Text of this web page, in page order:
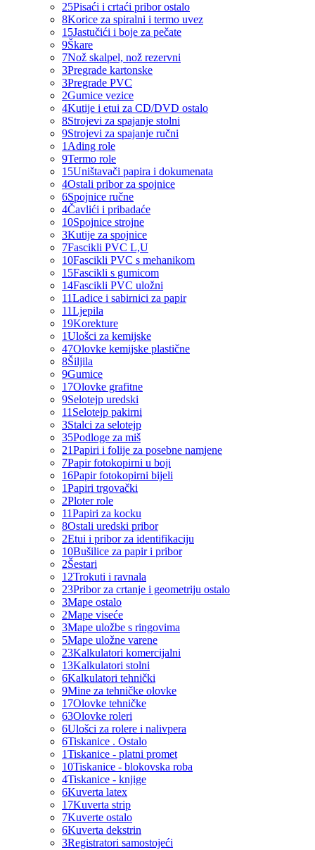
25Pisaći i crtaći pribor ostalo
8Korice za spiralni i termo uvez
15Jastučići i boje za pečate
9Škare
7Nož skalpel, nož rezervni
3Pregrade kartonske
3Pregrade PVC
2Gumice vezice
4Kutije i etui za CD/DVD ostalo
8Strojevi za spajanje stolni
9Strojevi za spajanje ručni
1 Ading role
9Termo role
15Uništavači papira i dokumenata
4Ostali pribor za spojnice
6Spojnice ručne
4Čavlići i pribadaće
10Spojnice strojne
3Kutije za spojnice
7Fascikli PVC L,U
10Fascikli PVC s mehanikom
15Fascikli s gumicom
14Fascikli PVC uložni
11Ladice i sabirnici za papir
11Ljepila
19Korekture
1Ulošci za kemijske
47Olovke kemijske plastične
8Šiljila
9Gumice
17Olovke grafitne
9Selotejp uredski
11 Selotejp pakirni
3Stalci za selotejp
35Podloge za miš
21Papiri i folije za posebne namjene
7Papir fotokopirni u boji
16Papir fotokopirni bijeli
1Papiri trgovački
2Ploter role
11Papiri za kocku
8Ostali uredski pribor
2Etui i pribor za identifikaciju
10Bušilice za papir i pribor
2Šestari
12Trokuti i ravnala
23Pribor za crtanje i geometriju ostalo
3Mape ostalo
2Mape viseće
3Mape uložbe s ringovima
5Mape uložne varene
23Kalkulatori komercijalni
13Kalkulatori stolni
6Kalkulatori tehnički
9Mine za tehničke olovke
17Olovke tehničke
63Olovke roleri
6Ulošci za rolere i nalivpera
6Tiskanice . Ostalo
1Tiskanice - platni promet
10Tiskanice - blokovska roba
4Tiskanice - knjige
6Kuverta latex
17Kuverta strip
7Kuverte ostalo
6Kuverta dekstrin
3Registratori samostojeći